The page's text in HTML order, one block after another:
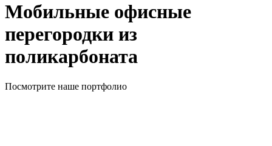
Мобильные офисные
перегородки из
поликарбоната
Посмотрите наше портфолио